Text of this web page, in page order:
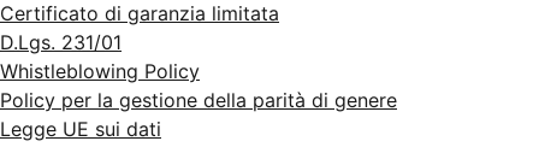
Certificato di garanzia limitata
D.Lgs. 231/01
Whistleblowing Policy
Policy per la gestione della parità di genere
Legge UE sui dati